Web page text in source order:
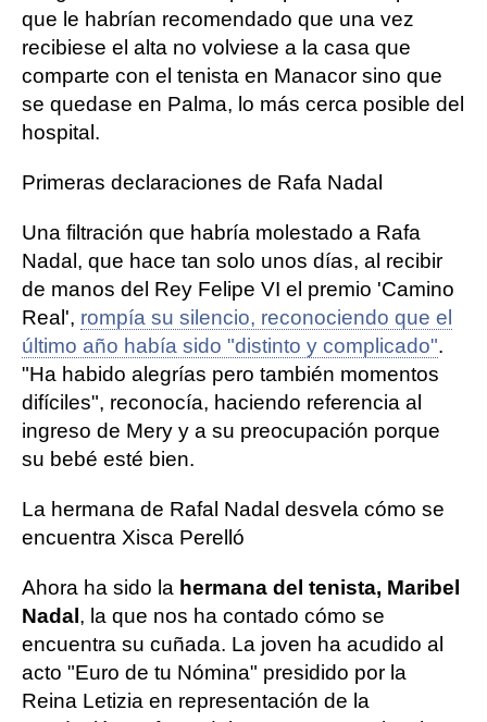
que le habrían recomendado que una vez
recibiese el alta no volviese a la casa que
comparte con el tenista en Manacor sino que
se quedase en Palma, lo más cerca posible del
hospital.
Primeras declaraciones de Rafa Nadal
Una filtración que habría molestado a Rafa
Nadal, que hace tan solo unos días, al recibir
de manos del Rey Felipe VI el premio 'Camino
Real', rompía su silencio, reconociendo que el
último año había sido "distinto y complicado".
"Ha habido alegrías pero también momentos
difíciles", reconocía, haciendo referencia al
ingreso de Mery y a su preocupación porque
su bebé esté bien.
La hermana de Rafal Nadal desvela cómo se
encuentra Xisca Perelló
Ahora ha sido la hermana del tenista, Maribel
Nadal, la que nos ha contado cómo se
encuentra su cuñada. La joven ha acudido al
acto "Euro de tu Nómina" presidido por la
Reina Letizia en representación de la